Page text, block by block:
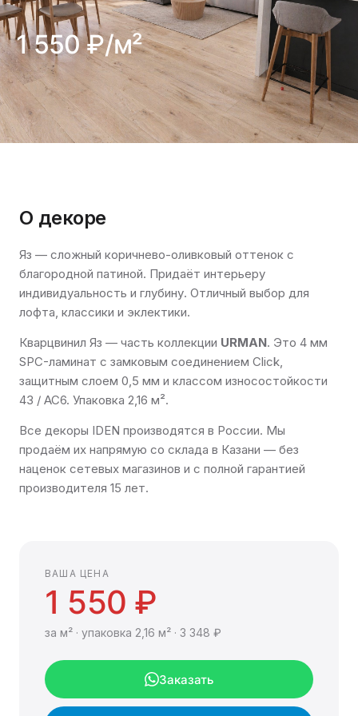
1 550 ₽/м²
О декоре
Яз — сложный коричнево-оливковый оттенок с
благородной патиной. Придаёт интерьеру
индивидуальность и глубину. Отличный выбор для
лофта, классики и эклектики.
Кварцвинил Яз — часть коллекции URMAN. Это 4 мм
SPC-ламинат с замковым соединением Click,
защитным слоем 0,5 мм и классом износостойкости
43 / AC6. Упаковка 2,16 м².
Все декоры IDEN производятся в России. Мы
продаём их напрямую со склада в Казани — без
наценок сетевых магазинов и с полной гарантией
производителя 15 лет.
ВАША ЦЕНА
1 550 ₽
за м² · упаковка 2,16 м² · 3 348 ₽
Заказать